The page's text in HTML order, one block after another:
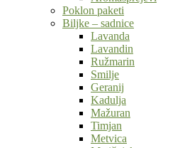
Poklon paketi
Biljke – sadnice
Lavanda
Lavandin
Ružmarin
Smilje
Geranij
Kadulja
Mažuran
Timjan
Metvica